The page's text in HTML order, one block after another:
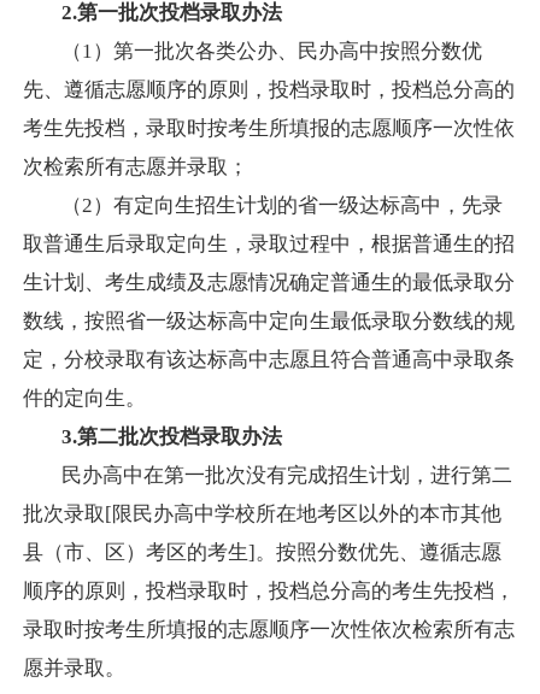
2.第一批次投档录取办法
（1） 第一批次各类公办、民办高中按照分数优
先、遵循志愿顺序的原则，投档录取时，投档总分高的
考生先投档，录取时按考生所填报的志愿顺序一次性依
次检索所有志愿并录取；
（2） 有定向生招生计划的省一级达标高中 ，先录
取普通生后录取定向生，录取过程中，根据普通生的招
生计划、考生成绩及志愿情况确定普通生的最低录取分
数线，按照省一级达标高中定向生最低录取分数线的规
定，分校录取有该达标高中志愿且符合普通高中录取条
件的定向生。
3.第二批次投档录取办法
民办高中在第一批次没有完成招生计划，进行第二
批次录取 [ 限民办高中学校所在地考区以外的本市其他
县（市、区）考区的考生] 。按照分数优先、遵循志愿
顺序的原则，投档录取时，投档总分高的考生先投档，
录取时按考生所填报的志愿顺序一次性依次检索所有志
愿并录取。